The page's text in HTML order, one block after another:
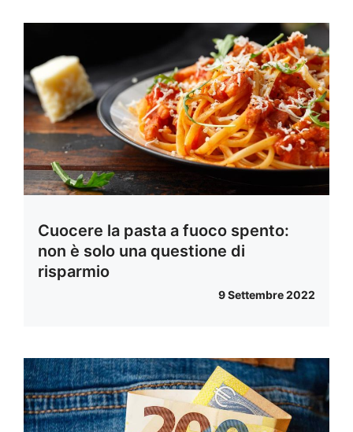
Cuocere la pasta a fuoco spento:
non è solo una questione di
risparmio
9 Settembre 2022